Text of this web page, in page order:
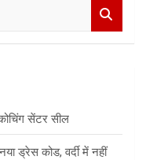
सेंटर सील
ड्रेस कोड, वर्दी में नहीं